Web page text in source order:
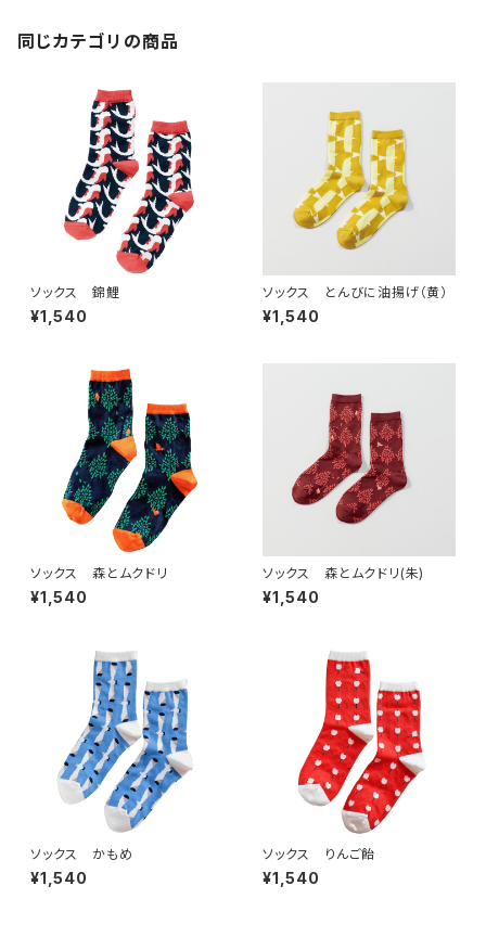
同じカテゴリの商品
ソックス 錦鯉
¥1,540
ソックス とんびに油揚げ（黄）
¥1,540
ソックス 森とムクドリ
¥1,540
ソックス 森とムクドリ(朱)
¥1,540
ソックス かもめ
¥1,540
ソックス りんご飴
¥1,540